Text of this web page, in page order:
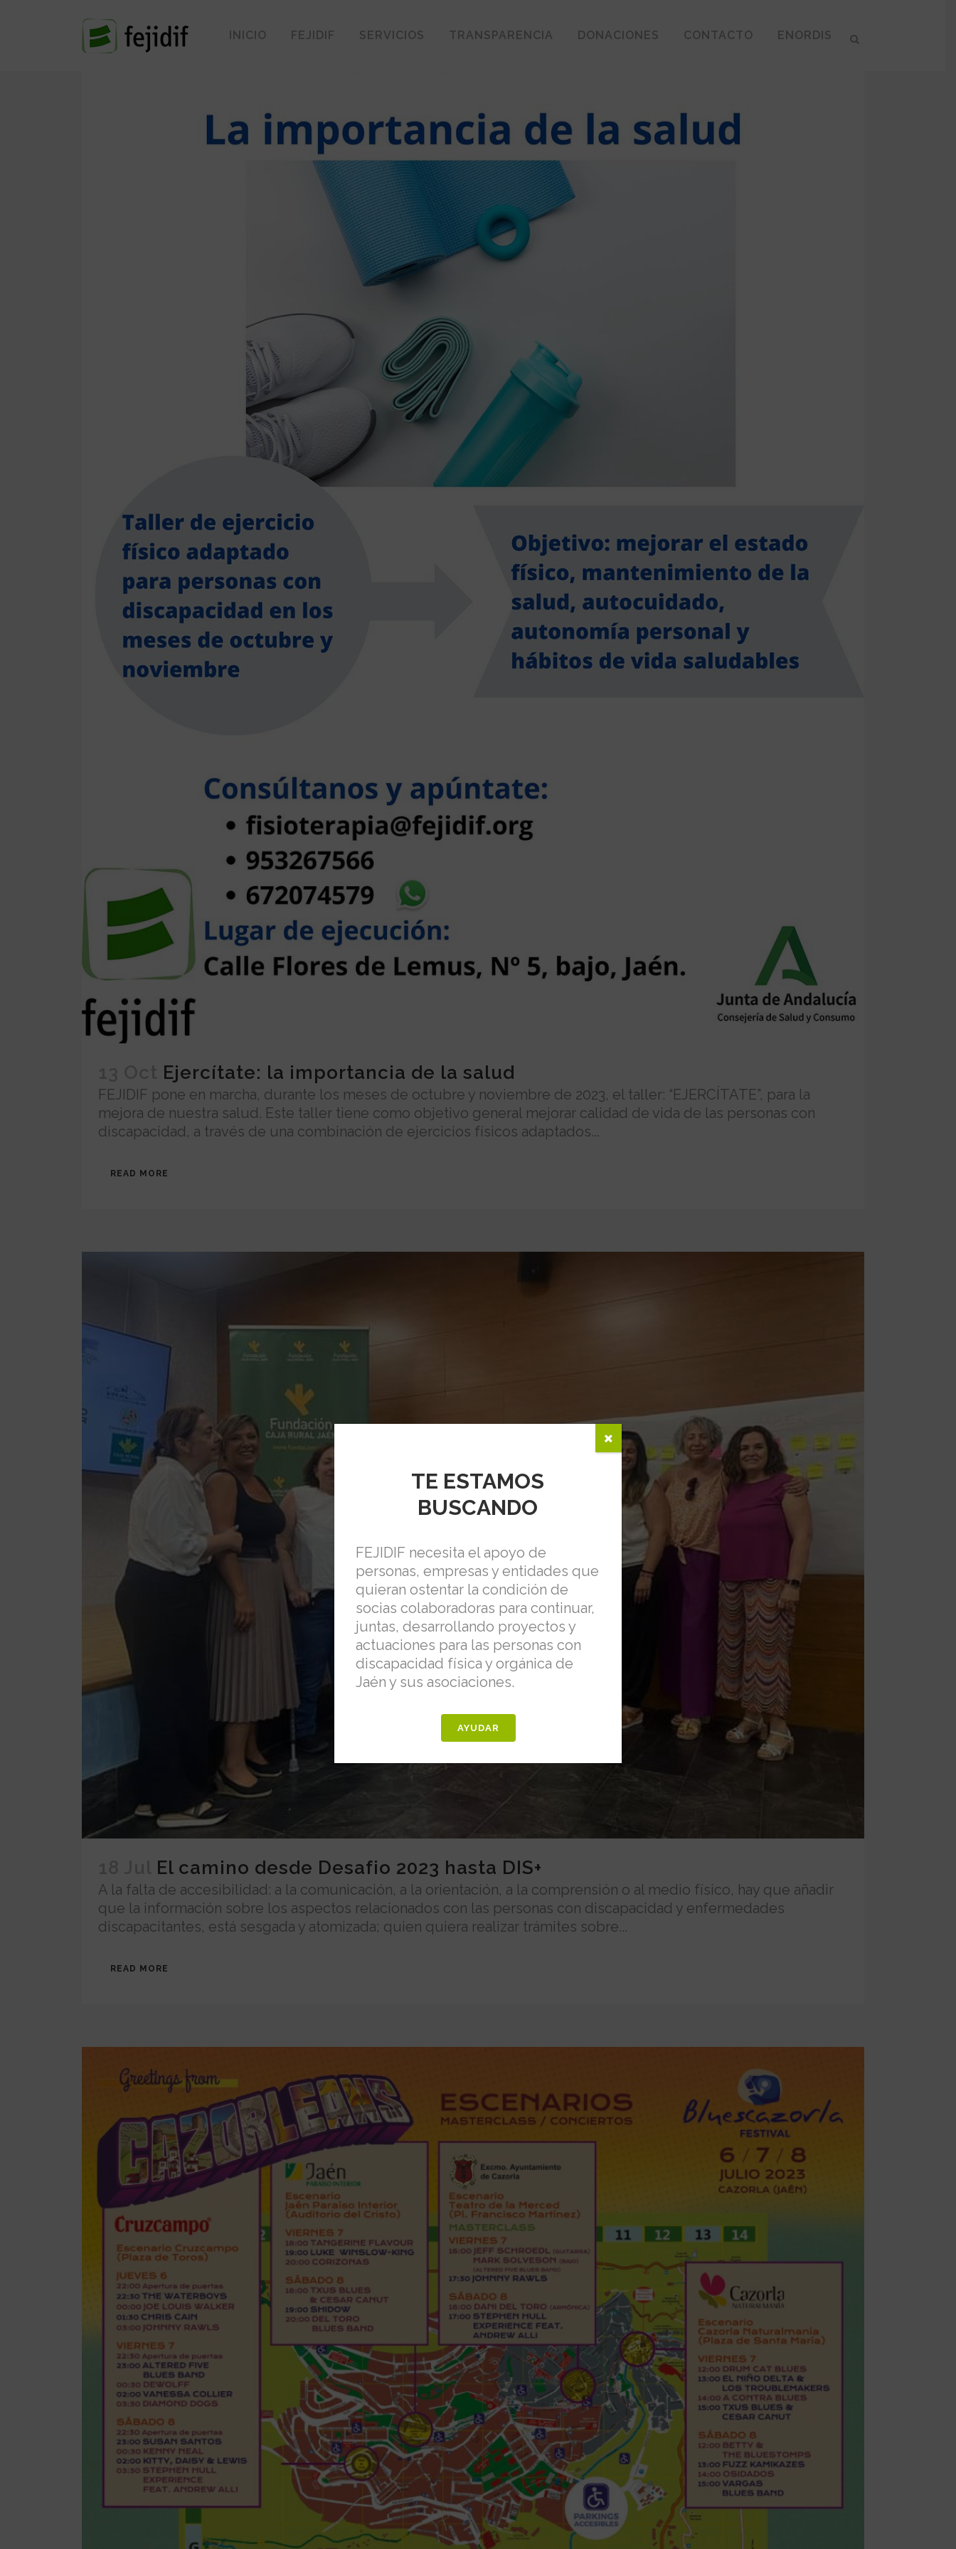
INICIO FEJIDIF SERVICIOS TRANSPARENCIA DONACIONES CONTACTO ENORDIS
Ejercítate: la importancia de la salud
FEJIDIF pone en marcha, durante los meses de octubre y noviembre de 2023, el taller: “EJERCÍTATE”, para la
mejora de nuestra salud. Este taller tiene como objetivo general mejorar calidad de vida de las personas con
discapacidad, a través de una combinación de ejercicios físicos adaptados...
READ MORE
El camino desde Desafio 2023 hasta DIS+
A la falta de accesibilidad: a la comunicación, a la orientación, a la comprensión o al medio físico, hay que añadir
que la información sobre los aspectos relacionados con las personas con discapacidad y enfermedades
discapacitantes, está sesgada y atomizada; quien quiera realizar trámites sobre...
READ MORE
TE ESTAMOS
BUSCANDO
FEJIDIF necesita el apoyo de
personas, empresas y entidades que
quieran ostentar la condición de
socias colaboradoras para continuar,
juntas, desarrollando proyectos y
actuaciones para las personas con
discapacidad física y orgánica de
Jaén y sus asociaciones.
AYUDAR